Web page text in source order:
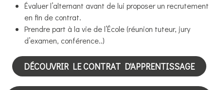
Évaluer l’alternant avant de lui proposer un recrutement
en fin de contrat.
Prendre part à la vie de l’École (réunion tuteur, jury
d’examen, conférence..)
DÉCOUVRIR LE CONTRAT D'APPRENTISSAGE